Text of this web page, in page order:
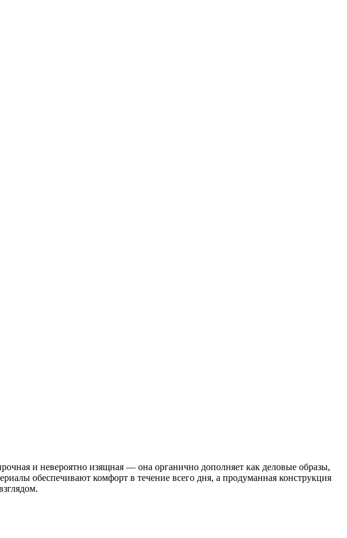
и невероятно изящная — она органично дополняет как деловые образы,
обеспечивают комфорт в течение всего дня, а продуманная конструкция